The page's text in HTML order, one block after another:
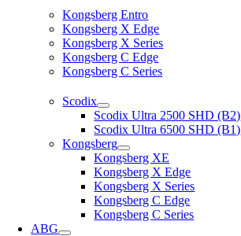
Kongsberg Entro
Kongsberg X Edge
Kongsberg X Series
Kongsberg C Edge
Kongsberg C Series
Scodix
Scodix Ultra 2500 SHD (B2)
Scodix Ultra 6500 SHD (B1)
Kongsberg
Kongsberg XE
Kongsberg X Edge
Kongsberg X Series
Kongsberg C Edge
Kongsberg C Series
ABG